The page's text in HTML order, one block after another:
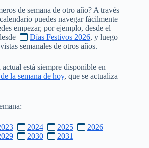
de semana de otro año? A través
puedes navegar fácilmente
empezar, por ejemplo, desde el
Días Festivos 2026, y luego
semanales de otros años.
está siempre disponible en
la semana de hoy, que se actualiza
2024 2025
2026
2030 2031